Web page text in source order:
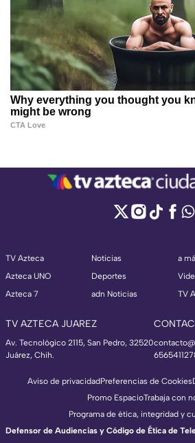
TV Azteca
Azteca UNO
Azteca 7
Noticias
Deportes
adn Noticias
a
TV
TV AZTECA JUAREZ
Av. Tecnológico 2115, San Pedro, 32520
Juárez, Chih.
Aviso de privacidadPreferencias de Cookies
Promo EspacioTrabaja con
Programa de ética, integridad y
Defensor de Audiencias y Código de Ética de